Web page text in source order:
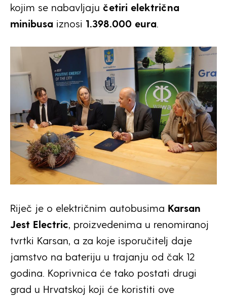
kojim se nabavljaju četiri električna
minibusa iznosi 1.398.000 eura.
Riječ je o električnim autobusima Karsan
Jest Electric, proizvedenima u renomiranoj
tvrtki Karsan, a za koje isporučitelj daje
jamstvo na bateriju u trajanju od čak 12
godina. Koprivnica će tako postati drugi
grad u Hrvatskoj koji će koristiti ove